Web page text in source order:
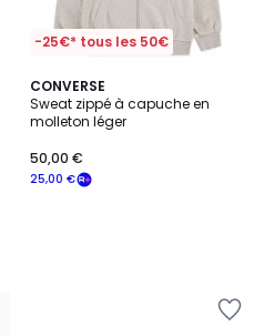
-25€* tous les 50€
CONVERSE
Sweat zippé à capuche en
molleton léger
25,00 €
50,00 €